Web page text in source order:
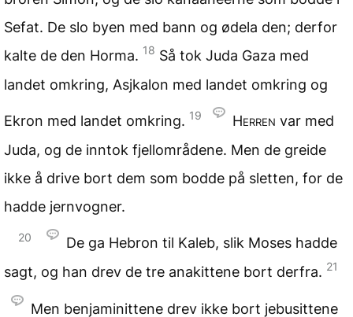
Sefat. De slo byen med bann og ødela den; derfor
kalte de den Horma. 18 Så tok Juda Gaza med
landet omkring, Asjkalon med landet omkring og
Ekron med landet omkring. 19 Herren var med
Juda, og de inntok fjellområdene. Men de greide
ikke å drive bort dem som bodde på sletten, for de
hadde jernvogner.
20
De ga Hebron til Kaleb, slik Moses hadde
sagt, og han drev de tre anakittene bort derfra. 21
Men benjaminittene drev ikke bort jebusittene